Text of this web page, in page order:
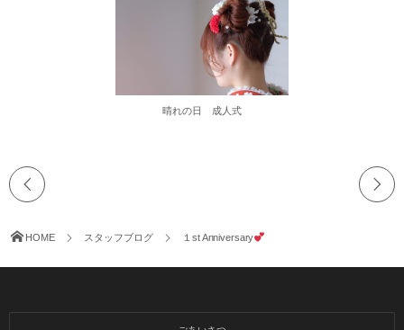
晴れの日 成人式
HOME スタッフブログ １st Anniversary